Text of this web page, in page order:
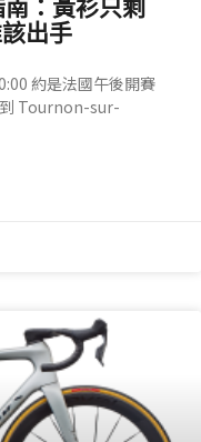
出手
約是法國午後開賽
Tournon-sur-